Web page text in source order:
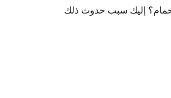
إليك سبب حدوث ذلك